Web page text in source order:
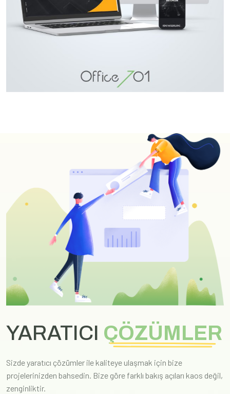
YARATICI ÇÖZÜMLER
Sizde yaratıcı çözümler ile kaliteye ulaşmak için bize
projelerinizden bahsedin. Bize göre farklı bakış açıları kaos değil,
zenginliktir.